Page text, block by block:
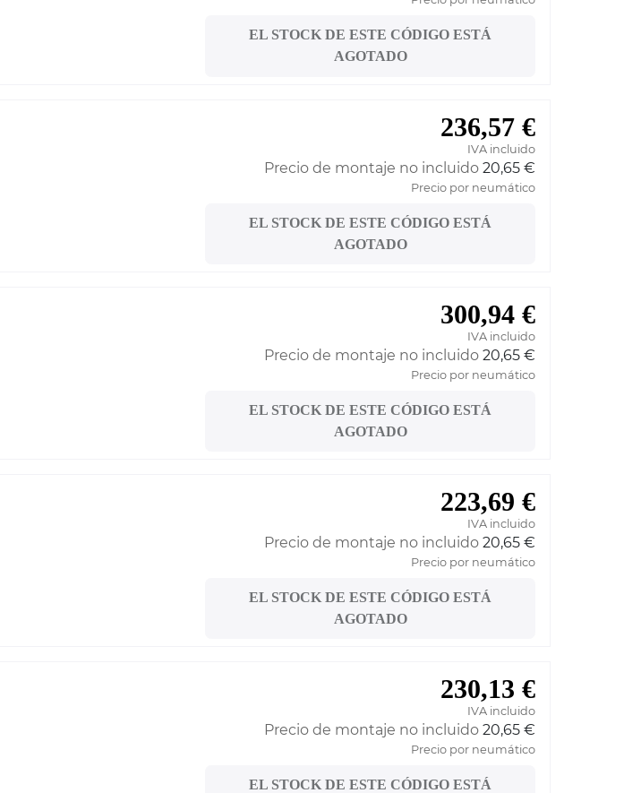
EL STOCK DE ESTE CÓDIGO ESTÁ
AGOTADO
236,57 €
IVA incluido
Precio de montaje no incluido 20,65 €
Precio por neumático
EL STOCK DE ESTE CÓDIGO ESTÁ
AGOTADO
300,94 €
IVA incluido
Precio de montaje no incluido 20,65 €
Precio por neumático
EL STOCK DE ESTE CÓDIGO ESTÁ
AGOTADO
223,69 €
IVA incluido
Precio de montaje no incluido 20,65 €
Precio por neumático
EL STOCK DE ESTE CÓDIGO ESTÁ
AGOTADO
230,13 €
IVA incluido
Precio de montaje no incluido 20,65 €
Precio por neumático
EL STOCK DE ESTE CÓDIGO ESTÁ